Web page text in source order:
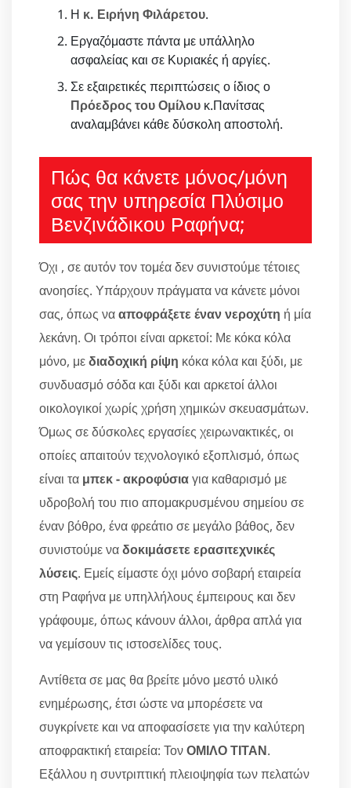
Η κ. Ειρήνη Φιλάρετου.
Εργαζόμαστε πάντα με υπάλληλο
ασφαλείας και σε Κυριακές ή αργίες.
Σε εξαιρετικές περιπτώσεις ο ίδιος ο
Πρόεδρος του Ομίλου κ.Πανίτσας
αναλαμβάνει κάθε δύσκολη αποστολή.
Πώς θα κάνετε μόνος/μόνη
σας την υπηρεσία Πλύσιμο
Βενζινάδικου Ραφήνα;
Όχι , σε αυτόν τον τομέα δεν συνιστούμε τέτοιες
ανοησίες. Υπάρχουν πράγματα να κάνετε μόνοι
σας, όπως νααποφράξετε έναν νεροχύτη ή μία
λεκάνη. Οι τρόποι είναι αρκετοί: Με κόκα κόλα
μόνο, μεδιαδοχική ρίψη κόκα κόλα και ξύδι, με
συνδυασμό σόδα και ξύδι και αρκετοί άλλοι
οικολογικοί χωρίς χρήση χημικών σκευασμάτων.
Όμως σε δύσκολες εργασίες χειρωνακτικές, οι
οποίες απαιτούν τεχνολογικό εξοπλισμό, όπως
είναι τα μπεκ - ακροφύσιαγια καθαρισμό με
υδροβολή του πιο απομακρυσμένου σημείου σε
έναν βόθρο, ένα φρεάτιο σε μεγάλο βάθος, δεν
συνιστούμε ναδοκιμάσετε ερασιτεχνικές
λύσεις. Εμείς είμαστε όχι μόνο σοβαρή εταιρεία
στη Ραφήνα με υπηλλήλους έμπειρους και δεν
γράφουμε, όπως κάνουν άλλοι, άρθρα απλά για
να γεμίσουν τις ιστοσελίδες τους.
Αντίθετα σε μας θα βρείτε μόνο μεστό υλικό
ενημέρωσης, έτσι ώστε να μπορέσετε να
συγκρίνετε και να αποφασίσετε για την καλύτερη
αποφρακτική εταιρεία: ΤονΟΜΙΛΟ ΤΙΤΑΝ.
Εξάλλου η συντριπτική πλειοψηφία των πελατών